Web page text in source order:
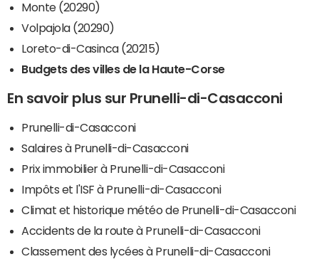
Monte (20290)
Volpajola (20290)
Loreto-di-Casinca (20215)
Budgets des villes de la Haute-Corse
En savoir plus sur Prunelli-di-Casacconi
Prunelli-di-Casacconi
Salaires à Prunelli-di-Casacconi
Prix immobilier à Prunelli-di-Casacconi
Impôts et l'ISF à Prunelli-di-Casacconi
Climat et historique météo de Prunelli-di-Casacconi
Accidents de la route à Prunelli-di-Casacconi
Classement des lycées à Prunelli-di-Casacconi